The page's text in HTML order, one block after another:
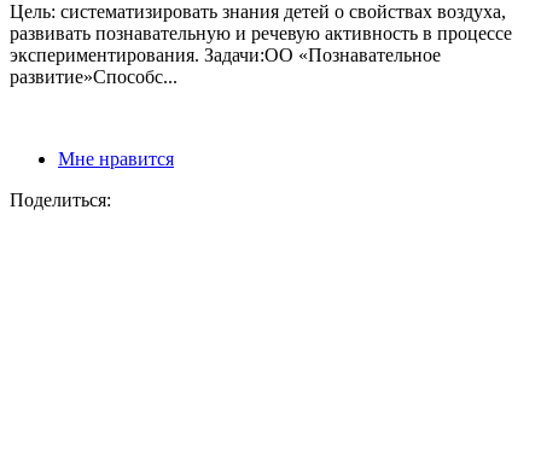
Цель: систематизировать знания детей о свойствах воздуха,
развивать познавательную и речевую активность в процессе
экспериментирования. Задачи:ОО «Познавательное
развитие»Способс...
Мне нравится
Поделиться: